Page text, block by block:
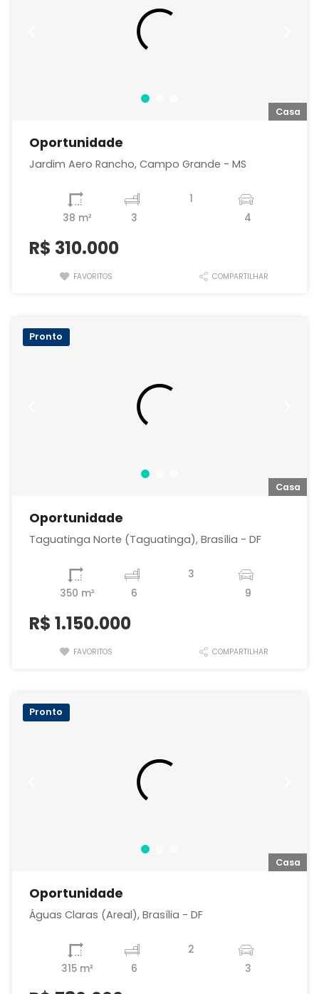
Casa
Oportunidade
Jardim Aero Rancho, Campo Grande - MS
38 m² 3
1
4
R$ 310.000
FAVORITOS COMPARTILHAR
Casa
Pronto
Oportunidade
Taguatinga Norte (Taguatinga), Brasília - DF
350 m² 6
3
9
R$ 1.150.000
FAVORITOS COMPARTILHAR
Casa
Pronto
Oportunidade
Águas Claras (Areal), Brasília - DF
315 m² 6
2
3